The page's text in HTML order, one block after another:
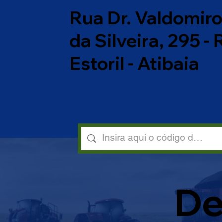
Rua Dr.
da Silveira, 295 -
Estoril - Atibaia